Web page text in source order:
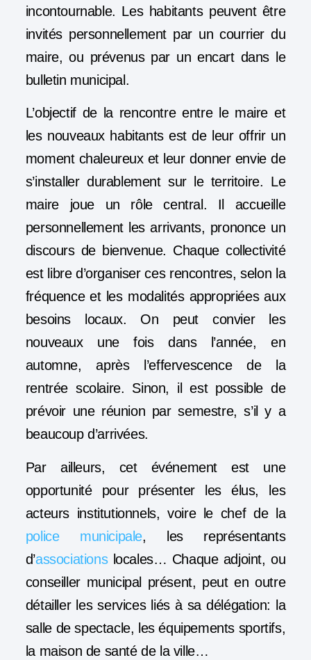
incontournable. Les habitants peuvent être
invités personnellement par un courrier du
maire, ou prévenus par un encart dans le
bulletin municipal.
L’objectif de la rencontre entre le maire et
les nouveaux habitants est de leur offrir un
moment chaleureux et leur donner envie de
s’installer durablement sur le territoire. Le
maire joue un rôle central. Il accueille
personnellement les arrivants, prononce un
discours de bienvenue. Chaque collectivité
est libre d’organiser ces rencontres, selon la
fréquence et les modalités appropriées aux
besoins locaux. On peut convier les
nouveaux une fois dans l’année, en
automne, après l’effervescence de la
rentrée scolaire. Sinon, il est possible de
prévoir une réunion par semestre, s’il y a
beaucoup d’arrivées.
Par ailleurs, cet événement est une
opportunité pour présenter les élus, les
acteurs institutionnels, voire le chef de la
police municipale, les représentants
d’associationslocales… Chaque adjoint, ou
conseiller municipal présent, peut en outre
détailler les services liés à sa délégation: la
salle de spectacle, les équipements sportifs,
la maison de santé de la ville…